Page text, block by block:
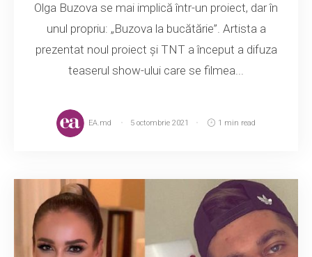
Olga Buzova se mai implică într-un proiect, dar în
unul propriu: „Buzova la bucătărie”. Artista a
prezentat noul proiect și TNT a început a difuza
teaserul show-ului care se filmea...
EA.md 5 octombrie 2021 1 min read